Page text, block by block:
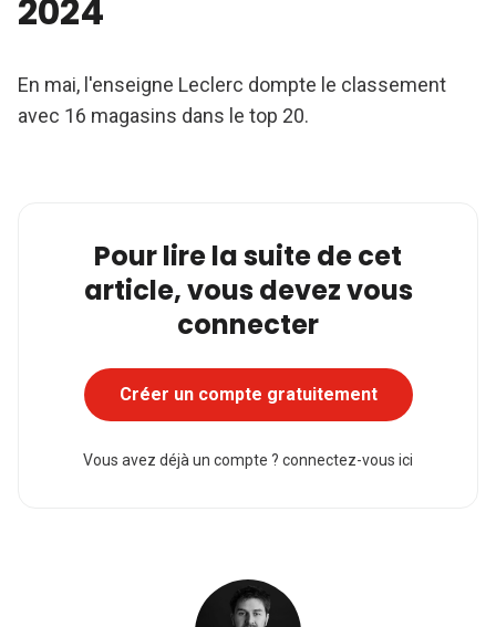
2024
En mai, l'enseigne Leclerc dompte le classement
avec 16 magasins dans le top 20.
Pour lire la suite de cet
article, vous devez vous
connecter
Créer un compte gratuitement
Vous avez déjà un compte ? connectez-vous ici